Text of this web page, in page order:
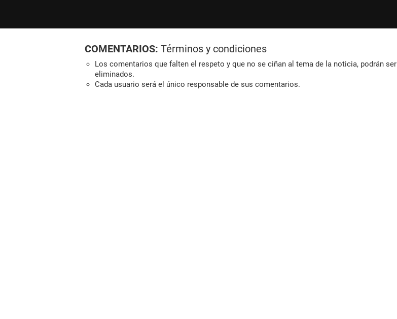
COMENTARIOS: Términos y condiciones
Los comentarios que falten el respeto y que no se ciñan al tema de la noticia, podrán ser
eliminados.
Cada usuario será el único responsable de sus comentarios.